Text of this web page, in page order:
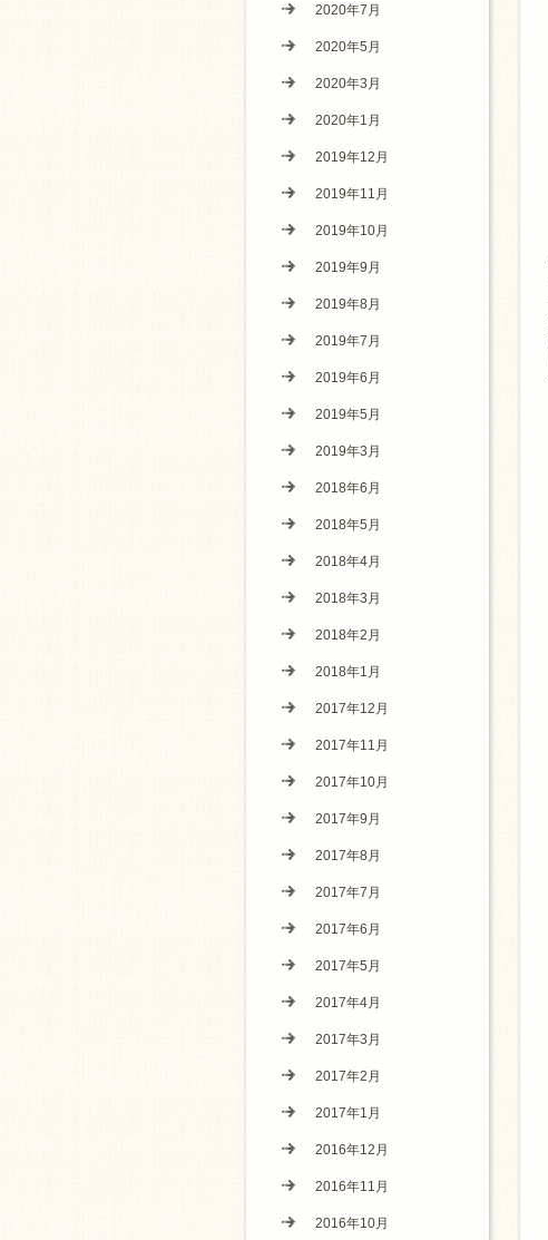
2020年7月
2020年5月
2020年3月
2020年1月
2019年12月
2019年11月
2019年10月
2019年9月
2019年8月
2019年7月
2019年6月
2019年5月
2019年3月
2018年6月
2018年5月
2018年4月
2018年3月
2018年2月
2018年1月
2017年12月
2017年11月
2017年10月
2017年9月
2017年8月
2017年7月
2017年6月
2017年5月
2017年4月
2017年3月
2017年2月
2017年1月
2016年12月
2016年11月
2016年10月